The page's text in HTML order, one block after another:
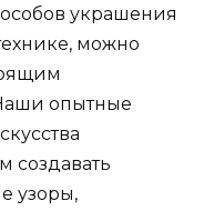
украшения
можно
опытные
создавать
узоры,